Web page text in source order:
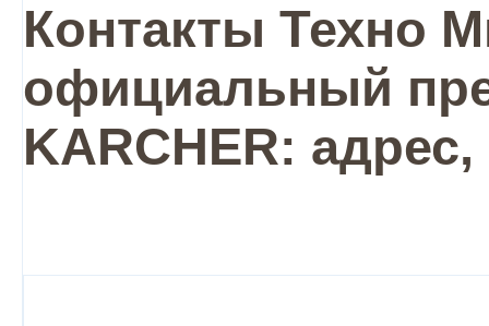
Контакты Техно
официальный
KARCHER: